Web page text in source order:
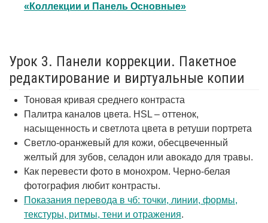
«Коллекции и Панель Основные»
Урок 3. Панели коррекции. Пакетное
редактирование и виртуальные копии
Тоновая кривая среднего контраста
Палитра каналов цвета. HSL – оттенок,
насыщенность и светлота цвета в ретуши портрета
Светло-оранжевый для кожи, обесцвеченный
желтый для зубов, селадон или авокадо для травы.
Как перевести фото в монохром. Черно-белая
фотография любит контрасты.
Показания перевода в чб: точки, линии, формы,
текстуры, ритмы, тени и отражения.